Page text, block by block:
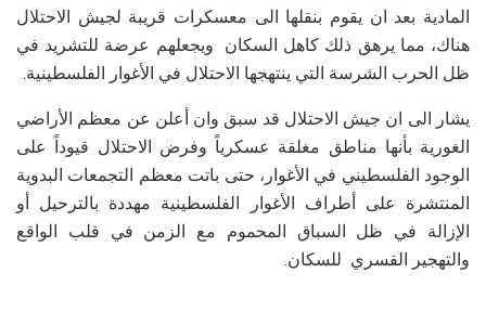
المادية بعد ان يقوم بنقلها الى معسكرات قريبة لجيش الاحتلال
هناك، مما يرهق ذلك كاهل السكان ويجعلهم عرضة للتشريد في
ظل الحرب الشرسة التي ينتهجها الاحتلال في الأغوار الفلسطينية.
يشار الى ان جيش الاحتلال قد سبق وان أعلن عن معظم الأراضي
الغورية بأنها مناطق مغلقة عسكرياً وفرض الاحتلال قيوداً على
الوجود الفلسطيني في الأغوار، حتى باتت معظم التجمعات البدوية
المنتشرة على أطراف الأغوار الفلسطينية مهددة بالترحيل أو
الإزالة في ظل السباق المحموم مع الزمن في قلب الواقع
والتهجير القسري للسكان.